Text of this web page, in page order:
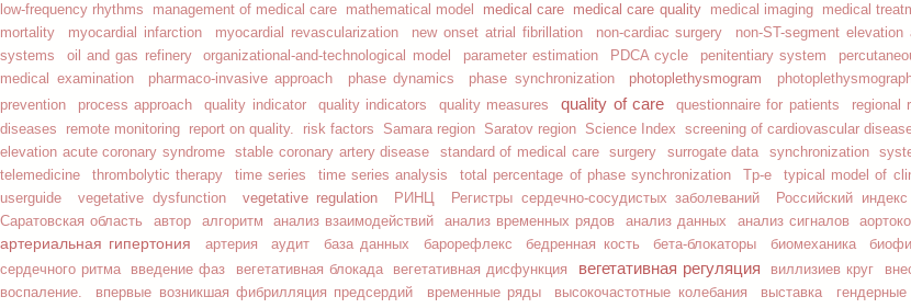
low-frequency rhythms management of medical care mathematical model medical care medical care quality medical imaging medical
mortality
myocardial infarction myocardial revascularization new onset atrial fibrillation non-cardiac surgery non-ST-segment
systems
oil and gas refinery organizational-and-technological model parameter estimation PDCA cycle penitentiary system
medical examination
pharmaco-invasive approach phase dynamics phase synchronization photoplethysmogram
prevention
process approach quality indicator quality indicators quality measures quality of care questionnaire for patients regional
diseases
remote monitoring report on quality. risk factors Samara region Saratov region Science Index screening of cardiovascular
elevation acute coronary syndrome
stable coronary artery disease standard of medical care surgery surrogate data synchronization
telemedicine
thrombolytic therapy time series time series analysis total percentage of phase synchronization Tp-e typical model of
userguide
vegetative dysfunction vegetative regulation РИНЦ Регистры сердечно-сосудистых заболеваний Российский
Саратовская область
автор алгоритм анализ взаимодействий анализ временных рядов анализ данных анализ сигналов
артериальная гипертония
артерия аудит база данных барорефлекс бедренная кость бета-блокаторы биомеханика
сердечного ритма
введение фаз вегетативная блокада вегетативная дисфункция вегетативная регуляция виллизиев круг
воспаление.
впервые возникшая фибрилляция предсердий временные ряды высокочастотные колебания выставка